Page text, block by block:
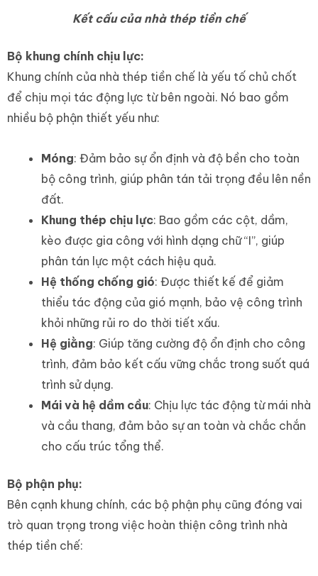
Kết cấu của nhà thép tiền chế
Bộ khung chính chịu lực:
Khung chính của nhà thép tiền chế là yếu tố chủ chốt
để chịu mọi tác động lực từ bên ngoài. Nó bao gồm
nhiều bộ phận thiết yếu như:
Móng: Đảm bảo sự ổn định và độ bền cho toàn
bộ công trình, giúp phân tán tải trọng đều lên nền
đất.
Khung thép chịu lực: Bao gồm các cột, dầm,
kèo được gia công với hình dạng chữ “I”, giúp
phân tán lực một cách hiệu quả.
Hệ thống chống gió: Được thiết kế để giảm
thiểu tác động của gió mạnh, bảo vệ công trình
khỏi những rủi ro do thời tiết xấu.
Hệ giằng: Giúp tăng cường độ ổn định cho công
trình, đảm bảo kết cấu vững chắc trong suốt quá
trình sử dụng.
Mái và hệ dầm cầu: Chịu lực tác động từ mái nhà
và cầu thang, đảm bảo sự an toàn và chắc chắn
cho cấu trúc tổng thể.
Bộ phận phụ:
Bên cạnh khung chính, các bộ phận phụ cũng đóng vai
trò quan trọng trong việc hoàn thiện công trình nhà
thép tiền chế: